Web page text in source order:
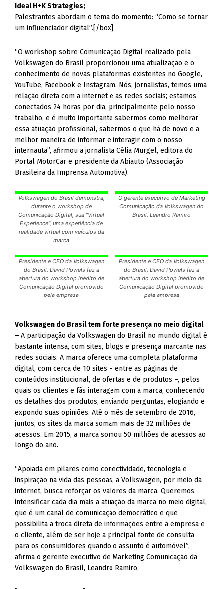
Ideal H+K Strategies;
Palestrantes abordam o tema do momento: “Como se tornar
um influenciador digital”.[/box]
“O workshop sobre Comunicação Digital realizado pela
Volkswagen do Brasil proporcionou uma atualização e o
conhecimento de novas plataformas existentes no Google,
YouTube, Facebook e Instagram. Nós, jornalistas, temos uma
relação direta com a internet e as redes sociais; estamos
conectados 24 horas por dia, principalmente pelo nosso
trabalho, e é muito importante sabermos como melhorar
essa atuação profissional, sabermos o que há de novo e a
melhor maneira de informar e interagir com o nosso
internauta”, afirmou a jornalista Célia Murgel, editora do
Portal MotorCar e presidente da Abiauto (Associação
Brasileira da Imprensa Automotiva).
Volkswagen do Brasil demonstra,
durante o workshop de
Comunicação Digital, sua “Virtual
Experience”, uma experiência de
realidade virtual com veículos da
marca
O gerente executivo de Marketing
Comunicação da Volkswagen do
Brasil, Leandro Ramiro
Presidente e CEO da Volkswagen
do Brasil, David Powels faz a
abertura do workshop inédito de
Comunicação Digital promovido
pela empresa
Presidente e CEO da Volkswagen
do Brasil, David Powels faz a
abertura do workshop inédito de
Comunicação Digital promovido
pela empresa
Volkswagen do Brasil tem forte presença no meio digital
–A participação da Volkswagen do Brasil no mundo digital é
bastante intensa, com sites, blogs e presença marcante nas
redes sociais. A marca oferece uma completa plataforma
digital, com cerca de 10 sites – entre as páginas de
conteúdos institucional, de ofertas e de produtos –, pelos
quais os clientes e fãs interagem com a marca, conhecendo
os detalhes dos produtos, enviando perguntas, elogiando e
expondo suas opiniões. Até o mês de setembro de 2016,
juntos, os sites da marca somam mais de 32 milhões de
acessos. Em 2015, a marca somou 50 milhões de acessos ao
longo do ano.
“Apoiada em pilares como conectividade, tecnologia e
inspiração na vida das pessoas, a Volkswagen, por meio da
internet, busca reforçar os valores da marca. Queremos
intensificar cada dia mais a atuação da marca no meio digital,
que é um canal de comunicação democrático e que
possibilita a troca direta de informações entre a empresa e
o cliente, além de ser hoje a principal fonte de consulta
para os consumidores quando o assunto é automóvel”,
afirma o gerente executivo de Marketing Comunicação da
Volkswagen do Brasil, Leandro Ramiro.